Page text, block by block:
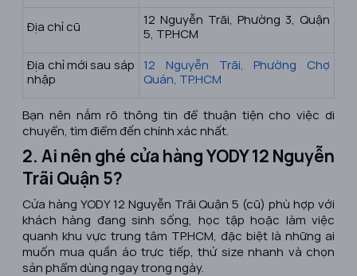
Địa chỉ cũ
12 Nguyễn Trãi, Phường 3, Quận
5, TP.HCM
Địa chỉ mới sau sáp
nhập
12 Nguyễn Trãi, Phường Chợ
Quán, TP.HCM
Bạn nên nắm rõ thông tin để thuận tiện cho việc di
chuyển, tìm điểm đến chính xác nhất.
2. Ai nên ghé cửa hàng YODY 12 Nguyễn
Trãi Quận 5?
Cửa hàng YODY 12 Nguyễn Trãi Quận 5 (cũ) phù hợp với
khách hàng đang sinh sống, học tập hoặc làm việc
quanh khu vực trung tâm TP.HCM, đặc biệt là những ai
muốn mua quần áo trực tiếp, thử size nhanh và chọn
sản phẩm dùng ngay trong ngày.